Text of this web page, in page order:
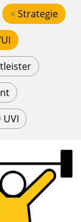
× Strategie
UVI